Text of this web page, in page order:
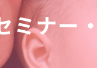
ミナー